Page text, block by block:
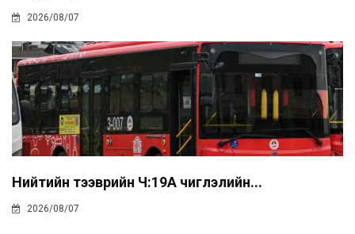
2026/08/07
Нийтийн тээврийн Ч:19А чиглэлийн...
2026/08/07